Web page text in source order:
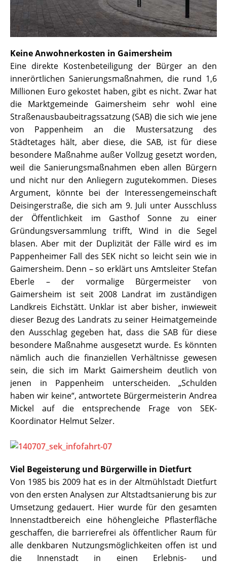
Keine Anwohnerkosten in Gaimersheim
Eine direkte Kostenbeteiligung der Bürger an den
innerörtlichen Sanierungsmaßnahmen, die rund 1,6
Millionen Euro gekostet haben, gibt es nicht. Zwar hat
die Marktgemeinde Gaimersheim sehr wohl eine
Straßenausbaubeitragssatzung (SAB) die sich wie jene
von Pappenheim an die Mustersatzung des
Städtetages hält, aber diese, die SAB, ist für diese
besondere Maßnahme außer Vollzug gesetzt worden,
weil die Sanierungsmaßnahmen eben allen Bürgern
und nicht nur den Anliegern zugutekommen. Dieses
Argument, könnte bei der Interessengemeinschaft
Deisingerstraße, die sich am 9. Juli unter Ausschluss
der Öffentlichkeit im Gasthof Sonne zu einer
Gründungsversammlung trifft, Wind in die Segel
blasen. Aber mit der Duplizität der Fälle wird es im
Pappenheimer Fall des SEK nicht so leicht sein wie in
Gaimersheim. Denn – so erklärt uns Amtsleiter Stefan
Eberle – der vormalige Bürgermeister von
Gaimersheim ist seit 2008 Landrat im zuständigen
Landkreis Eichstätt. Unklar ist aber bisher, inwieweit
dieser Bezug des Landrats zu seiner Heimatgemeinde
den Ausschlag gegeben hat, dass die SAB für diese
besondere Maßnahme ausgesetzt wurde. Es könnten
nämlich auch die finanziellen Verhältnisse gewesen
sein, die sich im Markt Gaimersheim deutlich von
jenen in Pappenheim unterscheiden. „Schulden
haben wir keine“, antwortete Bürgermeisterin Andrea
Mickel auf die entsprechende Frage von SEK-
Koordinator Helmut Selzer.
Viel Begeisterung und Bürgerwille in Dietfurt
Von 1985 bis 2009 hat es in der Altmühlstadt Dietfurt
von den ersten Analysen zur Altstadtsanierung bis zur
Umsetzung gedauert. Hier wurde für den gesamten
Innenstadtbereich eine höhengleiche Pflasterfläche
geschaffen, die barrierefrei als öffentlicher Raum für
alle denkbaren Nutzungsmöglichkeiten offen ist und
die Innenstadt in einen Erlebnis- und